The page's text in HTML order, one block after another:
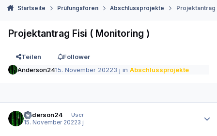
Startseite Prüfungsforen Abschlussprojekte
Projektantrag Fisi ( Monitoring )
Teilen
Follower
Anderson2415. November 20223 j inAbschlussprojekte
Anderson24
User
15. November 20223 j